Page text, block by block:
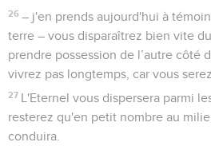
26 – j'en prends aujourd'hui à
terre – vous disparaîtrez bien vite
prendre possession de l’autre côté
vivrez pas longtemps, car vous
27 L'Eternel vous dispersera parmi
resterez qu'en petit nombre au
conduira.